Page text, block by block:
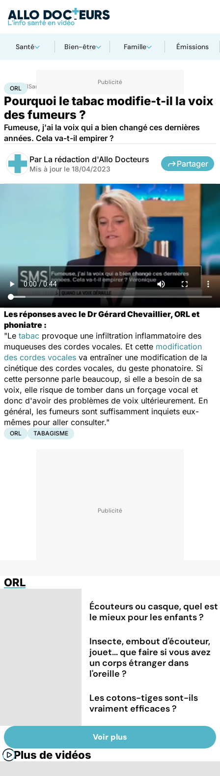
Santé Bien-être Famille Émissions
AccueilSanté
ORL
Pourquoi le tabac modifie-t-il la voix
des fumeurs ?
Fumeuse, j'ai la voix qui a bien changé ces dernières
années. Cela va-t-il empirer ?
Par La rédaction d'Allo Docteurs
Mis à jour le 18/04/2023
Partager
Les réponses avec le Dr Gérard Chevaillier, ORL et
phoniatre :
"Le tabac provoque une infiltration inflammatoire des
muqueuses des cordes vocales. Et cette modification
des cordes vocales va entraîner une modification de la
cinétique des cordes vocales, du geste phonatoire. Si
cette personne parle beaucoup, si elle a besoin de sa
voix, elle risque de tomber dans un forçage vocal et
donc d'avoir des problèmes de voix ultérieurement. En
général, les fumeurs sont suffisamment inquiets eux-
mêmes pour aller consulter."
ORL TABAGISME
ORL
Écouteurs ou casque, quel est
le mieux pour les enfants ?
Insecte, embout d'écouteur,
jouet... que faire si vous avez
un corps étranger dans
l'oreille ?
Les cotons-tiges sont-ils
vraiment efficaces ?
Voir plus
Plus de vidéos